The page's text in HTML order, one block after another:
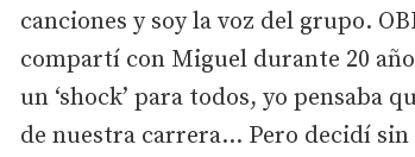
canciones y soy la voz del grupo.
compartí con Miguel durante 20
un ‘shock’ para todos, yo pensaba
de nuestra carrera... Pero decidí